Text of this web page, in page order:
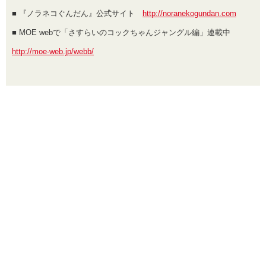
■ 『ノラネコぐんだん』公式サイト http://noranekogundan.com
■ MOE webで「さすらいのコックちゃんジャングル編」連載中
http://moe-web.jp/webb/